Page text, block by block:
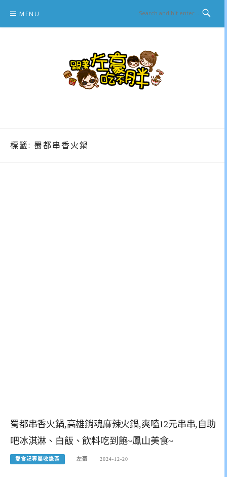
content
MENU
標籤: 蜀都串香火鍋
蜀都串香火鍋,高雄銷魂麻辣火鍋,爽嗑12元串串,自助
吧冰淇淋、白飯、飲料吃到飽~鳳山美食~
愛食記專屬收錄區 左豪 2024-12-20